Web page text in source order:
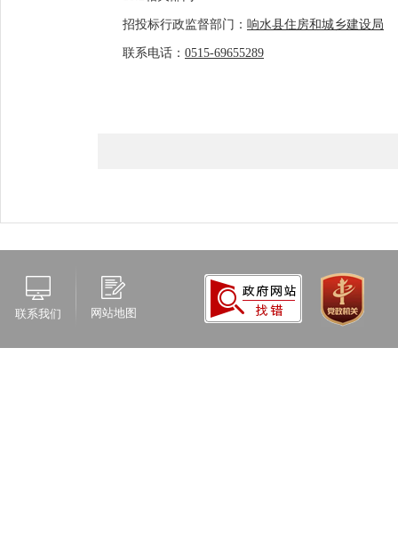
招投标行政监督部门： 响水县住房和城乡建设局
联系电话 ： 0515-69655289
联系我们 网站地图